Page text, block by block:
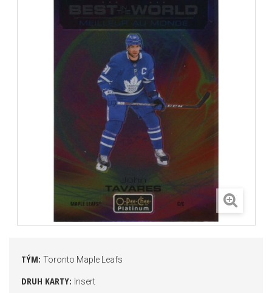
TÝM: Toronto Maple Leafs
DRUH KARTY: Insert